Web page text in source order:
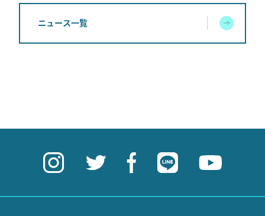
ニュース一覧